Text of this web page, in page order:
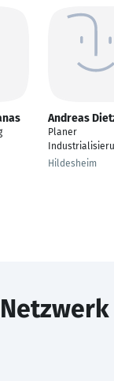
Andreas
Planer
Hildesheim